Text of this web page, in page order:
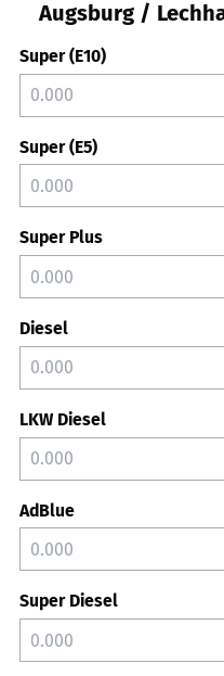
Augsburg /
Super (E10)
Super (E5)
Super Plus
Diesel
LKW Diesel
AdBlue
Super Diesel